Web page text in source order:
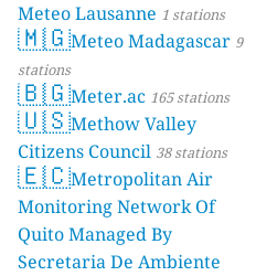
Meteo Lausanne 1 stations
🇲🇬Meteo Madagascar 9
stations
🇧🇬Meter.ac 165 stations
🇺🇸Methow Valley
Citizens Council 38 stations
🇪🇨Metropolitan Air
Monitoring Network Of
Quito Managed By
Secretaria De Ambiente